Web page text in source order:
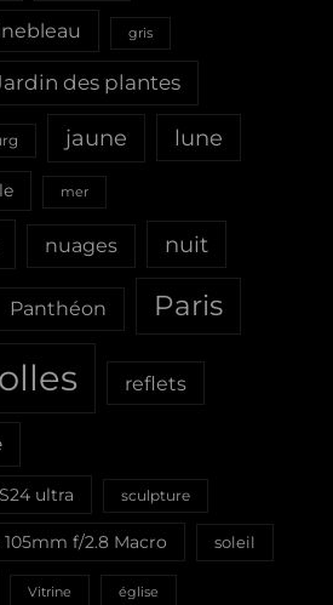
gris
des plantes
jaune lune
mer
nuages nuit
Panthéon Paris
reflets
ultra sculpture
f/2.8 Macro soleil
Vitrine église